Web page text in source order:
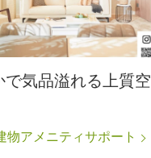
で気品溢れる上質空
物アメニティサポート